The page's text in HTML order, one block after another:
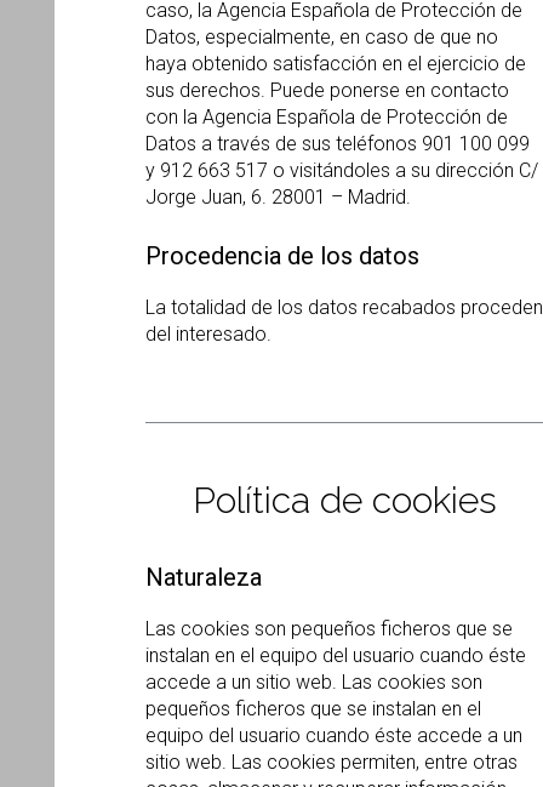
caso, la Agencia Española de Protección de
Datos, especialmente, en caso de que no
haya obtenido satisfacción en el ejercicio de
sus derechos. Puede ponerse en contacto
con la Agencia Española de Protección de
Datos a través de sus teléfonos 901 100 099
y 912 663 517 o visitándoles a su dirección C/
Jorge Juan, 6. 28001 – Madrid.
Procedencia de los datos
La totalidad de los datos recabados proceden
del interesado.
Política de cookies
Naturaleza
Las cookies son pequeños ficheros que se
instalan en el equipo del usuario cuando éste
accede a un sitio web. Las cookies son
pequeños ficheros que se instalan en el
equipo del usuario cuando éste accede a un
sitio web. Las cookies permiten, entre otras